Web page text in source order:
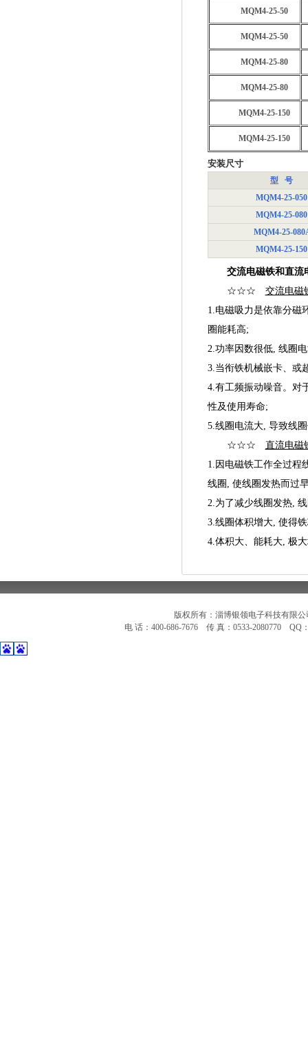
MQM4-25-50
MQM4-25-50
MQM4-25-80
MQM4-25-80
MQM4-25-150
MQM4-25-150
安装尺寸
型 号
MQM4-25-050
MQM4-25-080
MQM4-25-
MQM4-25-150
交流电磁铁和直流
☆☆☆ 交流电磁
1.电磁吸力是依靠分磁
圈能耗高;
2.功率因数很低, 线圈
3.当衔铁机械嵌卡、或
4.有工频振动噪音。对
性及使用寿命;
5.线圈电流大, 导致线
☆☆☆ 直流电磁
1.因电磁铁工作全过程
线圈, 使线圈发热而过
2.为了减少线圈发热,
3.线圈体积增大, 使得
4.体积大、能耗大, 极
版权所有：淄博银领电子科技有限
电 话：400-686-7676 传 真：0533-2080770 QQ